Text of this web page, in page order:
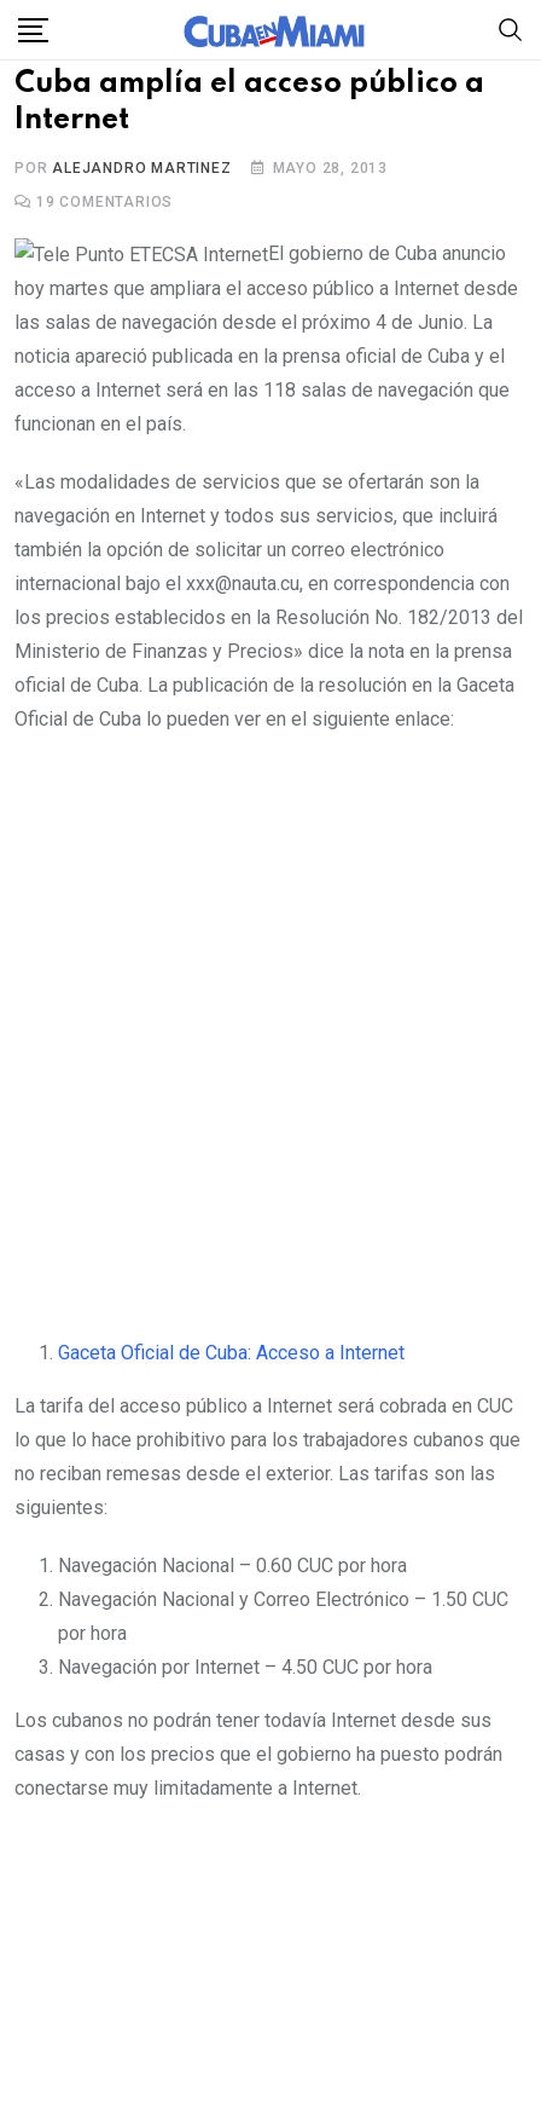
Skip
content
Cuba amplía el acceso público a
Internet
PORALEJANDRO MARTINEZ
MAYO 28, 2013
19 COMENTARIOS
El gobierno de Cuba anuncio
hoy martes que ampliara el acceso público a Internet desde
las salas de navegación desde el próximo 4 de Junio. La
noticia apareció publicada en la prensa oficial de Cuba y el
acceso a Internet será en las 118 salas de navegación que
funcionan en el país.
«Las modalidades de servicios que se ofertarán son la
navegación en Internet y todos sus servicios, que incluirá
también la opción de solicitar un correo electrónico
internacional bajo el xxx@nauta.cu, en correspondencia con
los precios establecidos en la Resolución No. 182/2013 del
Ministerio de Finanzas y Precios» dice la nota en la prensa
oficial de Cuba. La publicación de la resolución en la Gaceta
Oficial de Cuba lo pueden ver en el siguiente enlace:
Gaceta Oficial de Cuba: Acceso a Internet
La tarifa del acceso público a Internet será cobrada en CUC
lo que lo hace prohibitivo para los trabajadores cubanos que
no reciban remesas desde el exterior. Las tarifas son las
siguientes:
Navegación Nacional – 0.60 CUC por hora
Navegación Nacional y Correo Electrónico – 1.50 CUC
por hora
Navegación por Internet – 4.50 CUC por hora
Los cubanos no podrán tener todavía Internet desde sus
casas y con los precios que el gobierno ha puesto podrán
conectarse muy limitadamente a Internet.